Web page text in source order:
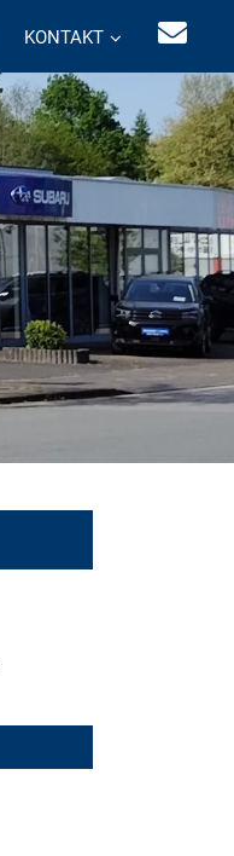
KONTAKT